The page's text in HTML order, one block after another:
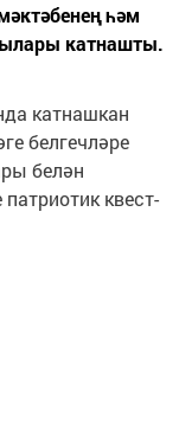
һәм
катнашты.
катнашкан
белгечләре
белән
квест-